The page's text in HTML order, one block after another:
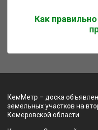
Как
КемМетр – доска
земельных участков на
Кемеровской области.